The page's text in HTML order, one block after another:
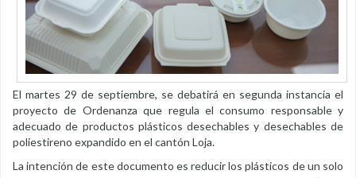
El martes 29 de septiembre, se debatirá en segunda instancia el
proyecto de Ordenanza que regula el consumo responsable y
adecuado de productos plásticos desechables y desechables de
poliestireno expandido en el cantón Loja.
La intención de este documento es reducir los plásticos de un solo